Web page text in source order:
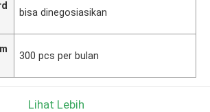
bisa dinegosiasikan
300 pcs per bulan
Lihat Lebih